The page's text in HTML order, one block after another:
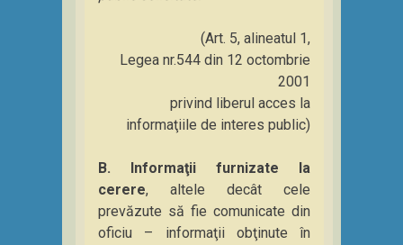
(Art. 5, alineatul 1,
Legea nr.544 din 12 octombrie
2001
privind liberul acces la
informaţiile de interes public)
B. Informaţii furnizate la
cerere, altele decât cele
prevăzute să fie comunicate din
oficiu – informaţii obţinute în